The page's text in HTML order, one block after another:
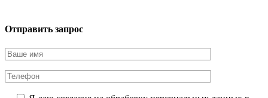
Отправить запрос